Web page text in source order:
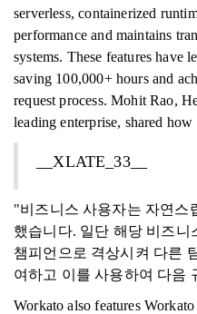
serverless, containerized
performance and maintains
systems. These features have
saving 100,000+ hours and
request process. Mohit Rao,
leading enterprise, shared
__XLATE_33__
"비즈니스 사용자는 자연스
했습니다. 일단 해당 비즈니
챔피언으로 격상시켜 다른
여하고 이를 사용하여 다음
Workato also features